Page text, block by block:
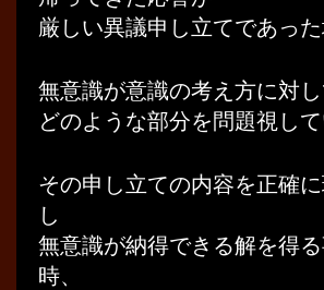
厳しい異議申し立てであった
無意識が意識の考え方に対
どのような部分を問題視し
その申し立ての内容を正確
し
無意識が納得できる解を得
時、